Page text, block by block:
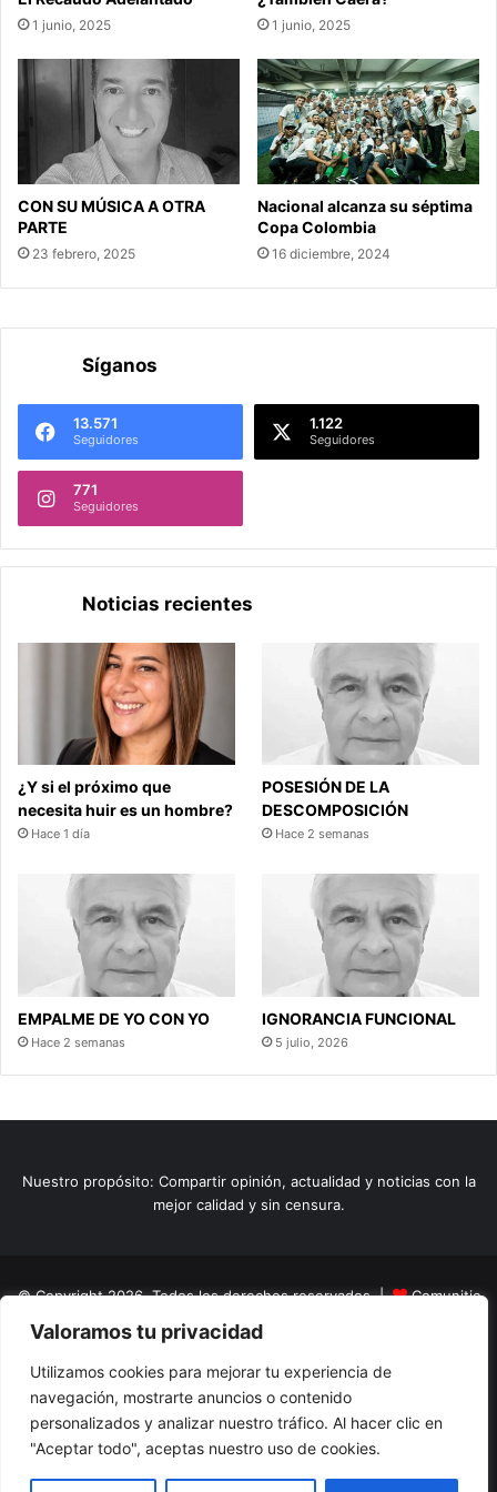
Valoramos tu privacidad
Utilizamos cookies para mejorar tu experiencia de
navegación, mostrarte anuncios o contenido
personalizados y analizar nuestro tráfico. Al hacer clic en
"Aceptar todo", aceptas nuestro uso de cookies.
1 junio, 2025 1 junio, 2025
CON SU MÚSICA A OTRA
PARTE
23 febrero, 2025
Nacional alcanza su séptima
Copa Colombia
16 diciembre, 2024
Síganos
13.571
Seguidores
1.122
Seguidores
771
Seguidores
Noticias recientes
¿Y si el próximo que
necesita huir es un hombre?
Hace 1 día
POSESIÓN DE LA
DESCOMPOSICIÓN
Hace 2 semanas
EMPALME DE YO CON YO
Hace 2 semanas
IGNORANCIA FUNCIONAL
5 julio, 2026
Nuestro propósito: Compartir opinión, actualidad y noticias con la
mejor calidad y sin censura.
© Copyright 2026, Todos los derechos reservados |
Comunitic
SAS BICNit 901228106
Home
Actualidad Variedades Opinion Turismo
El Tinteadero
Caricaturas Reportajes
FacebookYouTubeInstagram